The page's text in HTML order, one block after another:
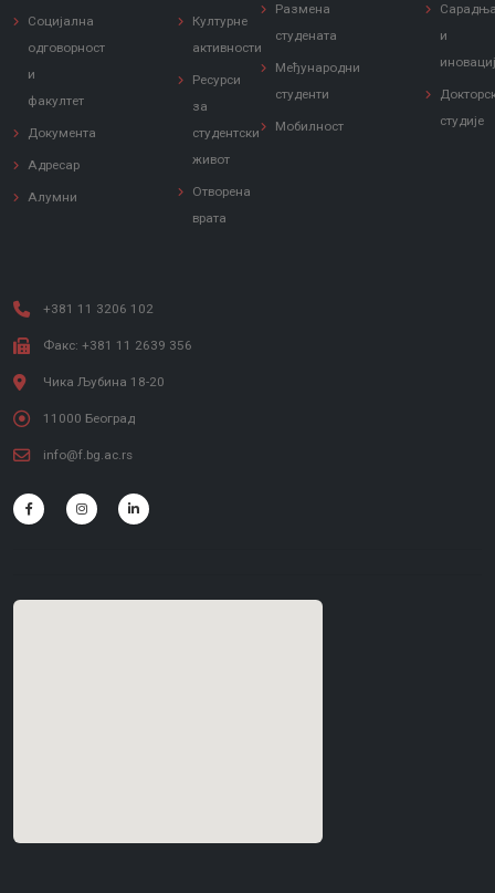
Социјална
одговорност
и
факултет
Документа
Адресар
Алумни
Културне
активности
Ресурси
за
студентски
живот
Отворена
врата
Размена
студената
Међународни
студенти
Мобилност
и
студије
+381 11 3206 102
Факс: +381 11 2639 356
Чика Љубина 18-20
11000 Београд
info@f.bg.ac.rs